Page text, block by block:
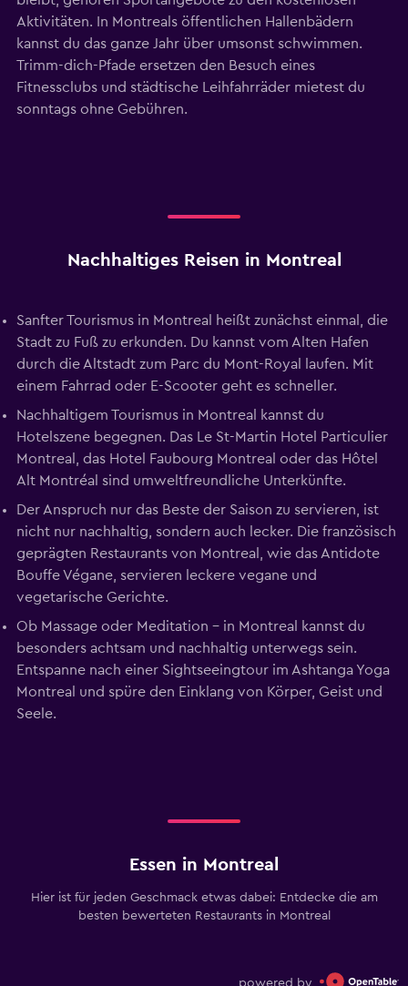
Aktivitäten. In Montreals öffentlichen Hallenbädern
kannst du das ganze Jahr über umsonst schwimmen.
Trimm-dich-Pfade ersetzen den Besuch eines
Fitnessclubs und städtische Leihfahrräder mietest du
sonntags ohne Gebühren.
Nachhaltiges Reisen in Montreal
Sanfter Tourismus in Montreal heißt zunächst einmal, die
Stadt zu Fuß zu erkunden. Du kannst vom Alten Hafen
durch die Altstadt zum Parc du Mont-Royal laufen. Mit
einem Fahrrad oder E-Scooter geht es schneller.
Nachhaltigem Tourismus in Montreal kannst du
Hotelszene begegnen. Das Le St-Martin Hotel Particulier
Montreal, das Hotel Faubourg Montreal oder das Hôtel
Alt Montréal sind umweltfreundliche Unterkünfte.
Der Anspruch nur das Beste der Saison zu servieren, ist
nicht nur nachhaltig, sondern auch lecker. Die französisch
geprägten Restaurants von Montreal, wie das Antidote
Bouffe Végane, servieren leckere vegane und
vegetarische Gerichte.
Ob Massage oder Meditation – in Montreal kannst du
besonders achtsam und nachhaltig unterwegs sein.
Entspanne nach einer Sightseeingtour im Ashtanga Yoga
Montreal und spüre den Einklang von Körper, Geist und
Seele.
Essen in Montreal
Hier ist für jeden Geschmack etwas dabei: Entdecke die am
besten bewerteten Restaurants in Montreal
powered by